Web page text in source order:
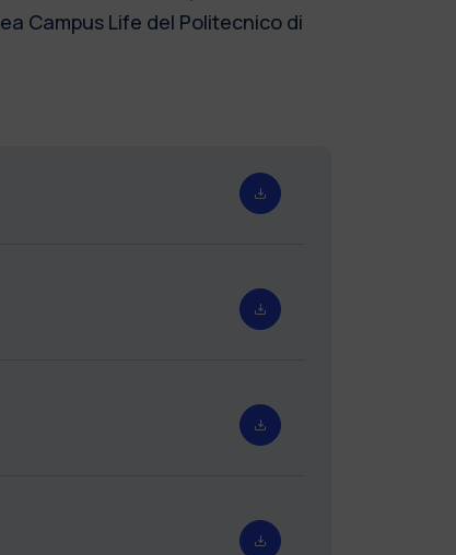
Campus Life del Politecnico di